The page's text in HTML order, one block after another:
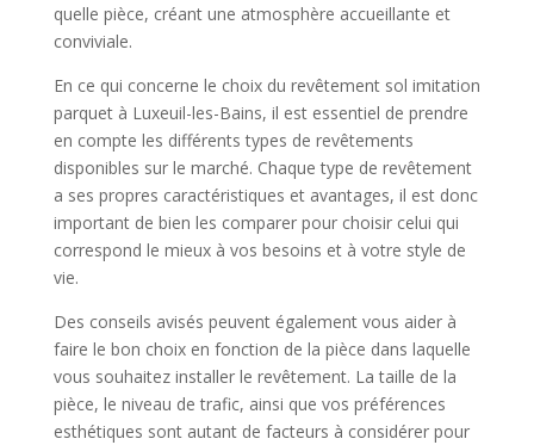
quelle pièce, créant une atmosphère accueillante et
conviviale.
En ce qui concerne le choix du revêtement sol imitation
parquet à Luxeuil-les-Bains, il est essentiel de prendre
en compte les différents types de revêtements
disponibles sur le marché. Chaque type de revêtement
a ses propres caractéristiques et avantages, il est donc
important de bien les comparer pour choisir celui qui
correspond le mieux à vos besoins et à votre style de
vie.
Des conseils avisés peuvent également vous aider à
faire le bon choix en fonction de la pièce dans laquelle
vous souhaitez installer le revêtement. La taille de la
pièce, le niveau de trafic, ainsi que vos préférences
esthétiques sont autant de facteurs à considérer pour